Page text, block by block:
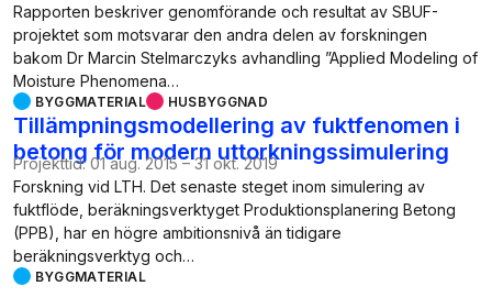
Rapporten beskriver genomförande och resultat av SBUF-
projektet som motsvarar den andra delen av forskningen
bakom Dr Marcin Stelmarczyks avhandling ”Applied Modeling of
Moisture Phenomena…
BYGGMATERIAL HUSBYGGNAD
Tillämpningsmodellering av fuktfenomen i
betong för modern uttorkningssimulering
Projekttid: 01 aug. 2015 – 31 okt. 2019
Forskning vid LTH. Det senaste steget inom simulering av
fuktflöde, beräkningsverktyget Produktionsplanering Betong
(PPB), har en högre ambitionsnivå än tidigare
beräkningsverktyg och…
BYGGMATERIAL